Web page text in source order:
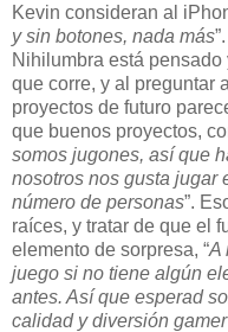
Kevin consideran al
y sin botones, nada más
Nihilumbra está
que corre, y al preguntar
proyectos de futuro
que buenos proyectos,
somos jugones, así que
nosotros nos gusta jugar
número de personas”.
raíces, y tratar de que el
elemento de sorpresa, “A
juego si no tiene algún
antes. Así que esperad
calidad y diversión